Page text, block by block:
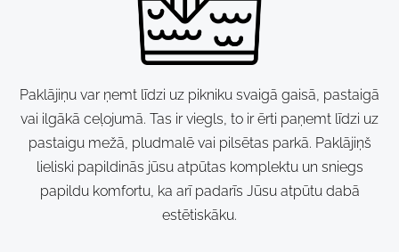
Paklājiņu var ņemt līdzi uz pikniku svaigā gaisā, pastaigā
vai ilgākā ceļojumā. Tas ir viegls, to ir ērti paņemt līdzi uz
pastaigu mežā, pludmalē vai pilsētas parkā. Paklājiņš
lieliski papildinās jūsu atpūtas komplektu un sniegs
papildu komfortu, ka arī padarīs Jūsu atpūtu dabā
estētiskāku.